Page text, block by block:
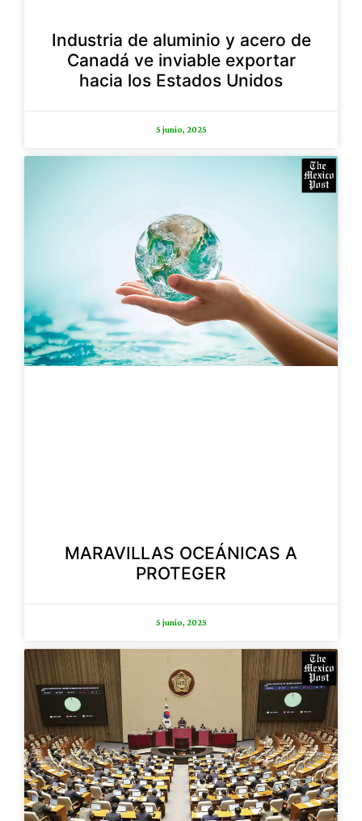
Industria de aluminio y acero de
Canadá ve inviable exportar
hacia los Estados Unidos
5 junio, 2025
MARAVILLAS OCEÁNICAS A
PROTEGER
5 junio, 2025